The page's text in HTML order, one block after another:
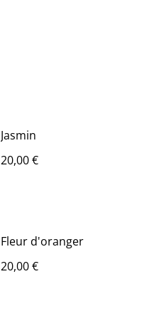
Jasmin
20,00 €
Fleur d'oranger
20,00 €